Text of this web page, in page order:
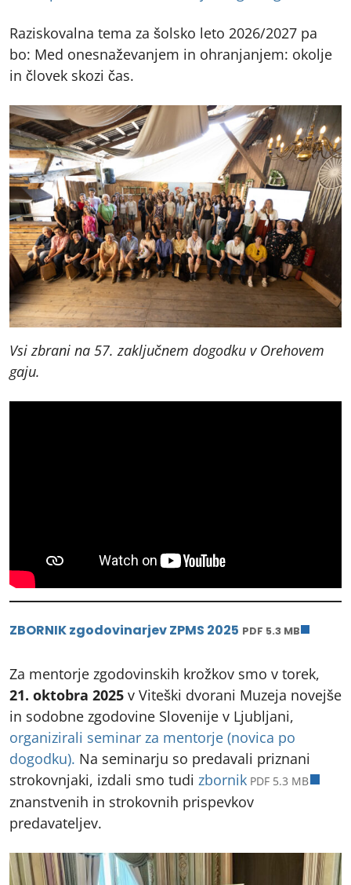
Raziskovalna tema za šolsko leto 2026/2027 pa
bo: Med onesnaževanjem in ohranjanjem: okolje
in človek skozi čas.
Vsi zbrani na 57. zaključnem dogodku v Orehovem
gaju.
ZBORNIK zgodovinarjev ZPMS 2025 PDF 5.3 MB odpre
Za mentorje zgodovinskih krožkov smo v torek,
21. oktobra 2025 v Viteški dvorani Muzeja novejše
in sodobne zgodovine Slovenije v Ljubljani,
organizirali seminar za mentorje (novica po
dogodku). Na seminarju so predavali priznani
strokovnjaki, izdali smo tudi zbornik PDF 5.3 MB
znanstvenih in strokovnih prispevkov
predavateljev.